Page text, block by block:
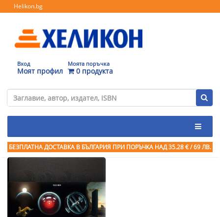
Helikon.bg
Вход
Моят профил
Моята поръчка
0 продукта
БЕЗПЛАТНА ДОСТАВКА В БЪЛГАРИЯ ПРИ ПОРЪЧКА НАД 35.28 € / 69 ЛВ.